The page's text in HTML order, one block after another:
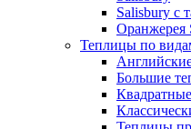
Salisbury с
Оранжерея
Теплицы по
Большие